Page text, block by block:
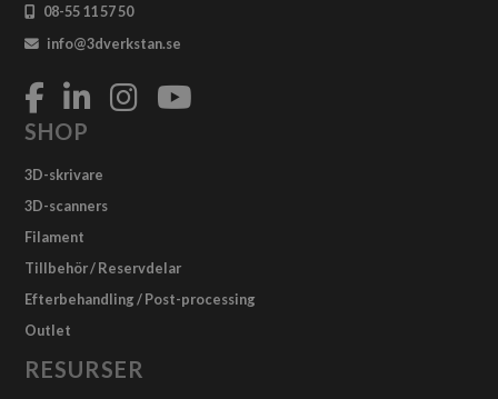
08-55 11 57 50
info@3dverkstan.se
SHOP
3D-skrivare
3D-scanners
Filament
Tillbehör / Reservdelar
Efterbehandling / Post-processing
Outlet
RESURSER